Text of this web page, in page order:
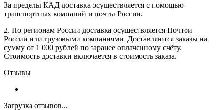
За пределы КАД доставка осуществляется с помощью
транспортных компаний и почты России.
2. По регионам России доставка осуществляется Почтой
России или грузовыми компаниями. Доставляются заказы на
сумму от 1 000 рублей по заранее оплаченному счёту.
Стоимость доставки включается в стоимость заказа.
Отзывы
Загрузка отзывов...